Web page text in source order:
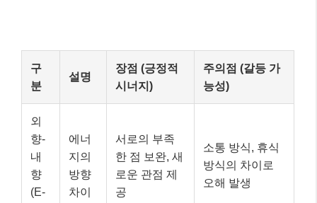
구
분
설명
장점 (긍정적
시너지)
주의점 (갈등 가
능성)
외
향-
내
향
(E-
에너
지의
방향
차이
서로의 부족
한 점 보완, 새
로운 관점 제
공
소통 방식, 휴식
방식의 차이로
오해 발생